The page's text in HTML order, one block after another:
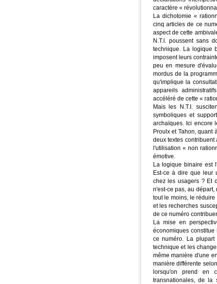
caractère «
La dichotomie «
cinq articles de ce
aspect de cette
N.T.I. poussent sans
technique. La logique
imposent leurs
peu en mesure
mordus de la
qu'implique la
appareils
accéléré de cette «
Mais les N.T.I.
symboliques et
archaïques. Ici encore
Proulx et Tahon, quant
deux textes
l'utilisation « non
émotive.
La logique binaire est
Est-ce à dire que leur
chez les usagers ? Et
n'est-ce pas, au
tout le moins, le
et les recherches
de ce numéro
La mise en
économiques
ce numéro. La plupart
technique et les
même manière d'une
manière différente
lorsqu'on prend en
transnationales, de la